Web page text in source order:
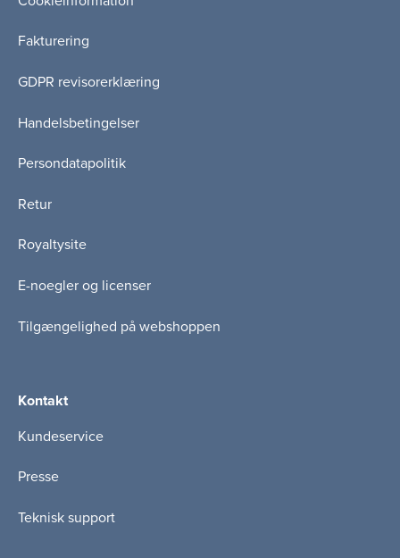
Fakturering
GDPR revisorerklæring
Handelsbetingelser
Persondatapolitik
Retur
Royaltysite
E-noegler og licenser
Tilgængelighed på webshoppen
Kontakt
Kundeservice
Presse
Teknisk support